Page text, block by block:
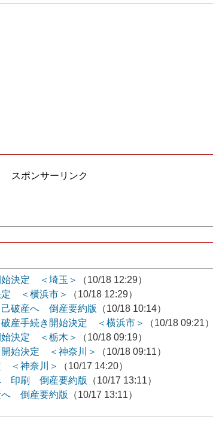
スポンサーリンク
始決定 ＜埼玉＞
（10/18 12:29）
定 ＜横浜市＞
（10/18 12:29）
己破産へ 倒産要約版
（10/18 10:14）
産手続き開始決定 ＜横浜市＞
（10/18 09:21）
始決定 ＜栃木＞
（10/18 09:19）
開始決定 ＜神奈川＞
（10/18 09:11）
＜神奈川＞
（10/17 14:20）
印刷 倒産要約版
（10/17 13:11）
へ 倒産要約版
（10/17 13:11）